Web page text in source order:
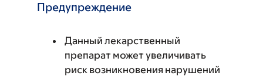
Предупреждение
Данный лекарственный
препарат может увеличивать
риск возникновения нарушений